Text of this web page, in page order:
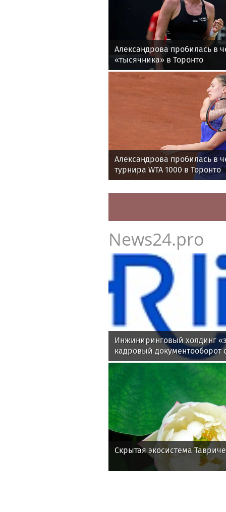
Александрова пробилась в
«тысячника» в Торонто
Александрова пробилась в
турнира WTA 1000 в Торонто
News24.pro
Инжиниринговый холдинг
кадровый
Скрытая экосистема